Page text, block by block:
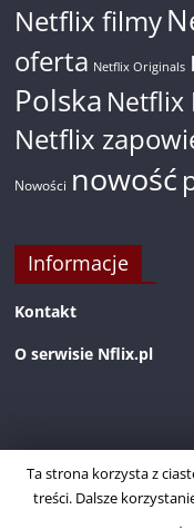
Netflix filmy
oferta Netflix Originals
Polska Netflix
Netflix
Nowości nowość
Informacje
Kontakt
O serwisie Nflix.pl
Ta strona korzysta z
treści. Dalsze